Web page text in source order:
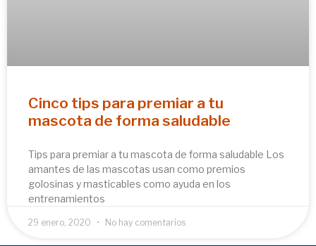
Cinco tips para premiar a tu
mascota de forma saludable
Tips para premiar a tu mascota de forma saludable Los
amantes de las mascotas usan como premios
golosinas y masticables como ayuda en los
entrenamientos
29 enero, 2020 No hay comentarios